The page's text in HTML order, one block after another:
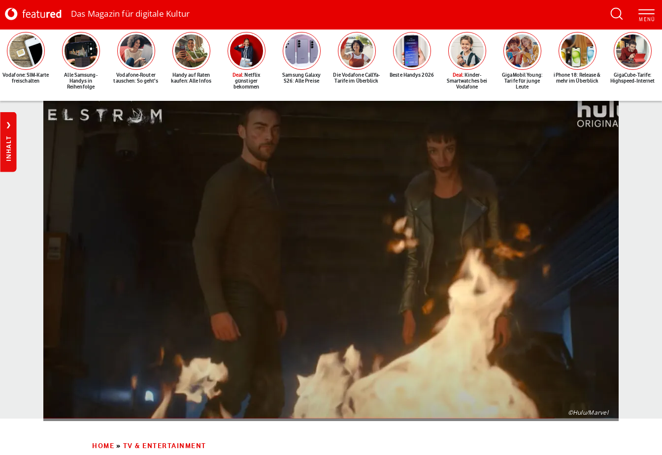
Das Magazin für digitale Kultur
Vodafone: SIM-Karte
freischalten
Alle Samsung-
Handys in
Reihenfolge
Vodafone-Router
tauschen: So geht's
Handy auf Raten
kaufen: Alle Infos
Deal: Netflix
günstiger
bekommen
Samsung Galaxy
S26: Alle Preise
Die Vodafone CallYa-
Tarife im Überblick
Beste Handys 2026 Deal: Kinder-
Smartwatches bei
Vodafone
GigaMobil Young:
Tarife für junge
Leute
iPhone 18: Release &
mehr im Überblick
GigaCube-Tarife:
Highspeed-Internet
INHALT
©Hulu/Marvel
HOME » TV & ENTERTAINMENT